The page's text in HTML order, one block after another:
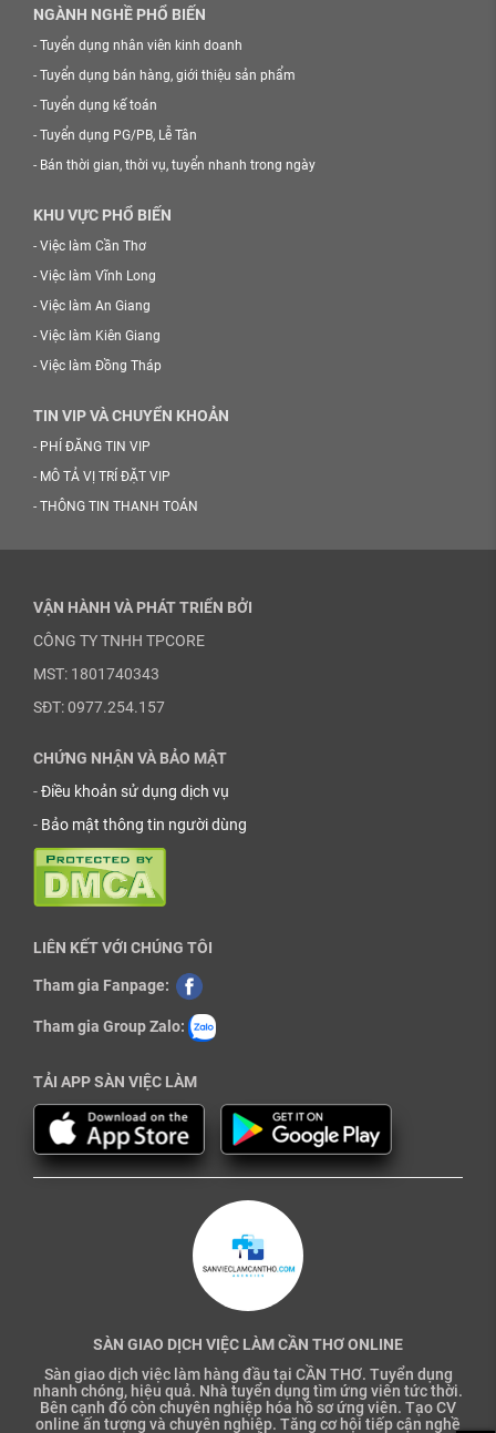
NGÀNH NGHỀ PHỔ BIẾN
- Tuyển dụng nhân viên kinh doanh
- Tuyển dụng bán hàng, giới thiệu sản phẩm
- Tuyển dụng kế toán
- Tuyển dụng PG/PB, Lễ Tân
- Bán thời gian, thời vụ, tuyển nhanh trong ngày
KHU VỰC PHỔ BIẾN
- Việc làm Cần Thơ
- Việc làm Vĩnh Long
- Việc làm An Giang
- Việc làm Kiên Giang
- Việc làm Đồng Tháp
TIN VIP VÀ CHUYỂN KHOẢN
- PHÍ ĐĂNG TIN VIP
- MÔ TẢ VỊ TRÍ ĐẶT VIP
- THÔNG TIN THANH TOÁN
VẬN HÀNH VÀ PHÁT TRIỂN BỞI
CÔNG TY TNHH TPCORE
MST: 1801740343
SĐT: 0977.254.157
CHỨNG NHẬN VÀ BẢO MẬT
-Điều khoản sử dụng dịch vụ
- Bảo mật thông tin người dùng
LIÊN KẾT VỚI CHÚNG TÔI
Tham gia Fanpage:
Tham gia Group Zalo:
TẢI APP SÀN VIỆC LÀM
SÀN GIAO DỊCH VIỆC LÀM CẦN THƠ ONLINE
Sàn giao dịch việc làm hàng đầu tại CẦN THƠ. Tuyển dụng
nhanh chóng, hiệu quả. Nhà tuyển dụng tìm ứng viên tức thời.
Bên cạnh đó còn chuyên nghiệp hóa hồ sơ ứng viên. Tạo CV
online ấn tượng và chuyên nghiệp. Tăng cơ hội tiếp cận nghề